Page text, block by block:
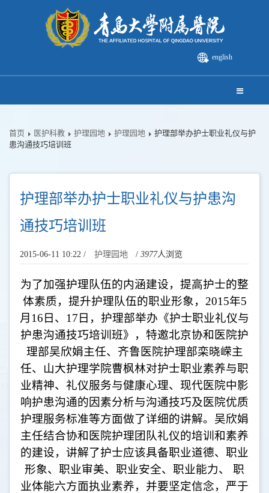
english
首页 医护科教 护理园地 护理园地
护理部举办护士职业礼仪与护
患沟通技巧培训班
护理部举办护士职业礼仪与护患沟
通技巧培训班
2015-06-11 10:22 / 护理园地 / 3977人浏览
为了加强护理队伍的内涵建设，提高护士的整
体素质，提升护理队伍的职业形象，2015年5
月16日、17日，护理部举办《护士职业礼仪与
护患沟通技巧培训班》，特邀北京协和医院护
理部吴欣娟主任、齐鲁医院护理部栾晓嵘主
任、山大护理学院曹枫林对护士职业素养与职
业精神、礼仪服务与健康心理、现代医院中影
响护患沟通的因素分析与沟通技巧及医院优质
护理服务标准等方面做了详细的讲解。吴欣娟
主任结合协和医院护理团队礼仪的培训和素养
的建设，讲解了护士应该具备职业道德、职业
形象、职业审美、职业安全、职业能力、 职
业体能六方面执业素养，并要坚定信念，严于